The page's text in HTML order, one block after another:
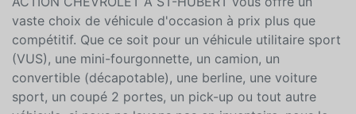
Lavage complet de nos véhicules Et bien plus!... Venez
nous rencontrer pour tous les détails en concession!
ACTION CHEVROLET À ST-HUBERT vous offre un
vaste choix de véhicule d'occasion à prix plus que
compétitif. Que ce soit pour un véhicule utilitaire sport
(VUS), une mini-fourgonnette, un camion, un